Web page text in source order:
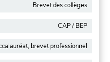
Brevet des collèges
CAP / BEP
brevet professionnel